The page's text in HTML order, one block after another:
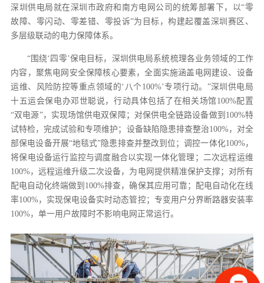
深圳供电局就在深圳市政府和南方电网公司的统筹部署下，以“零
故障、零闪动、零差错、零投诉”为目标，构建起覆盖深圳赛区、
多层级联动的电力保障体系。
“围绕‘四零’保电目标，深圳供电局系统梳理各业务领域的工作
内容，聚焦电网安全保障核心要素，全面实施涵盖电网建设、设备
运维、风险防控等重点领域的‘八个100%’专项行动。”深圳供电局
十五运会保电办邓世聪说，行动具体包括了在相关场馆100%配置
“双电源”，实现场馆供电双保障；对保供电全链路设备做到100%特
试特检，完成试验和专项维护；设备缺陷隐患排查整治100%，对全
部保电设备开展“地毯式”隐患排查并整改到位；调控一体化100%，
将保电设备运行监控与调度融合以实现一体化管理；二次远程运维
100%，远程运维升级二次设备，为电网提供精准保护支撑；对所有
配电自动化终端做到100%排查，确保其应用可靠；配电自动化在线
率100%，实现保电设备实时动态管控；专变用户分界断路器安装率
100%，单一用户故障时不影响电网正常运行。